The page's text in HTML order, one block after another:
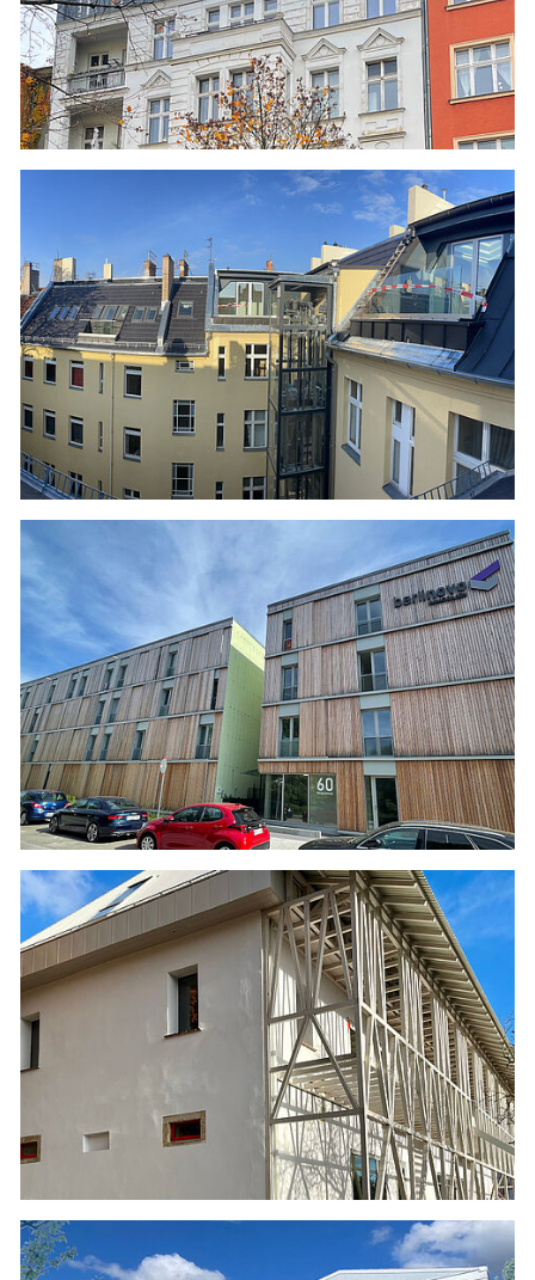
EICHBUSCHALLEE 44 IN BERLIN TREPTOW-
- Energieberatung
- Erarbeitung zum Effizienzhaus 55
- Wärmebrücken Berechnungen
MITTELSTRASSE 13 IN KRIEBITZSCH
- Bestandsaufnahme
- Energieberatung
- Entwicklung energetischer Verbesserungen
PANKSTRASSE 84-86 IN BERLIN
- Bestandserfassung als Referenz für:
- Energieberatung mittels iSFP
- Nachweis zum Energieeffizienzhaus 70
HEIDELBERGER PLATZ 3 IN BERLIN